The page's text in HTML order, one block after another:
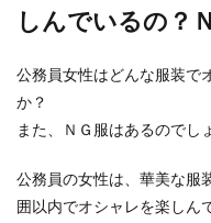
就活
しんでいるの？
公務員女性はどんな服装で
か？
また、ＮＧ服はあるのでし
公務員の女性は、華美な服
囲以内でオシャレを楽しん